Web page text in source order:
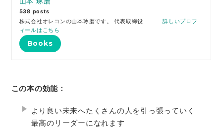
538 posts
株式会社オレコンの山本琢磨です。 代表取締役 詳しいプロフ
ィールはこちら
Books
この本の効能：
より良い未来へたくさんの人を引っ張っていく
最高のリーダーになれます